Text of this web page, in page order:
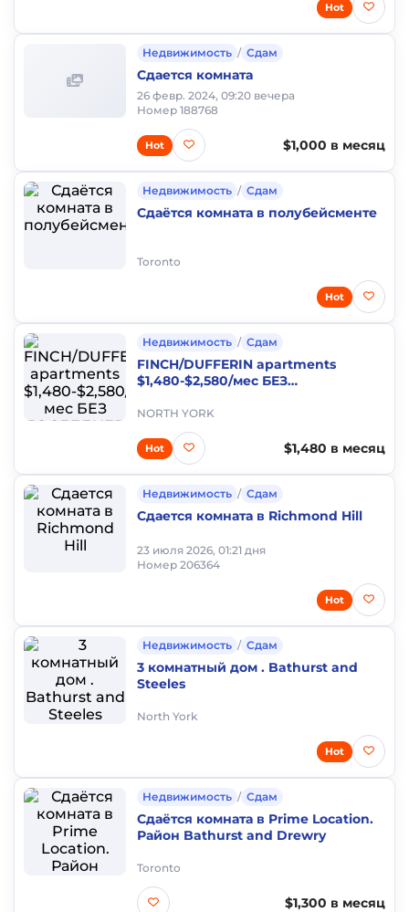
Hot
Недвижимость / Сдам
Сдается комната
26 февр. 2024, 09:20 вечера
Номер 188768
$1,000 в месяц
Hot
Недвижимость / Сдам
Сдаётся комната в полубейсменте
Toronto
Hot
Недвижимость / Сдам
FINCH/DUFFERIN apartments
$1,480-$2,580/мес БЕЗ
NORTH YORK
$1,480 в месяц
Hot
Недвижимость / Сдам
Сдается комната в Richmond Hill
23 июля 2026, 01:21 дня
Номер 206364
Hot
Недвижимость / Сдам
3 комнатный дом . Bathurst and
Steeles
North York
Hot
Недвижимость / Сдам
Сдаётся комната в Prime Location.
Район Bathurst and Drewry
Toronto
$1,300 в месяц